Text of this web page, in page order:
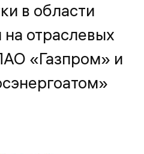
в области
на отраслевых
«Газпром» и